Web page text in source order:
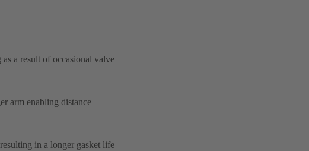
a result of occasional valve
arm enabling distance
in a longer gasket life